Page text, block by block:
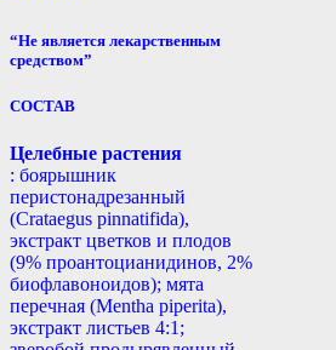
“Не является лекарственным
средством”
СОСТАВ
Целебные растения
: боярышник
перистонадрезанный
(Crataegus pinnatifida),
экстракт цветков и плодов
(9% проантоцианидинов, 2%
биофлавоноидов); мята
перечная (Mentha piperita),
экстракт листьев 4:1;